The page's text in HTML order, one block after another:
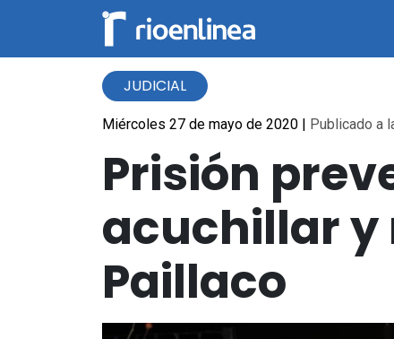
JUDICIAL
Miércoles 27 de mayo de 2020 | Publicado a
Prisión
acuchillar y
Paillaco